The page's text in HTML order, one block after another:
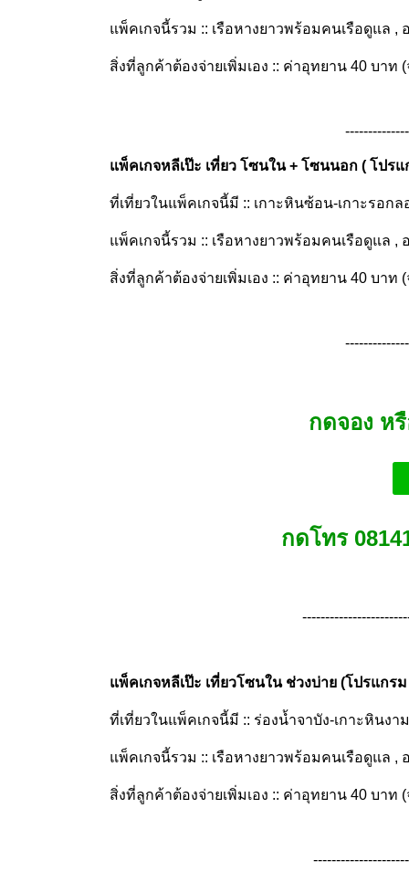
แพ็คเกจนี้รวม :: เรือหางยาวพร้อมคนเรือดูแล ,
สิ่งที่ลูกค้าต้องจ่ายเพิ่มเอง :: ค่าอุทยาน 40 บาท
แพ็คเกจหลีเป๊ะ เที่ยว โซนใน + โซนนอก ( โปร
ที่เที่ยวในแพ็คเกจนี้มี :: เกาะหินซ้อน-เกาะรอกล
แพ็คเกจนี้รวม :: เรือหางยาวพร้อมคนเรือดูแล ,
สิ่งที่ลูกค้าต้องจ่ายเพิ่มเอง :: ค่าอุทยาน 40 บาท
กดจอง ห
กดโทร
แพ็คเกจหลีเป๊ะ เที่ยวโซนใน ช่วงบ่าย (โปรแกร
ที่เที่ยวในแพ็คเกจนี้มี :: ร่องน้ำจาบัง-เกาะหินงา
แพ็คเกจนี้รวม :: เรือหางยาวพร้อมคนเรือดูแล ,
สิ่งที่ลูกค้าต้องจ่ายเพิ่มเอง :: ค่าอุทยาน 40 บาท